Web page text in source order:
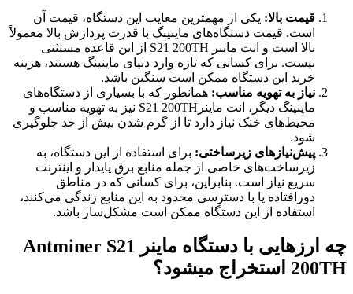
قیمت بالا: یکی از مهمترین معایب این دستگاه، قیمت آن
است. قیمت دستگاه‌های ماینینگ با قدرت پردازش بالا معمولاً
بالا است و انت ماینر S21 200TH از این قاعده مستثنی
نیست. برای کسانی که تازه وارد دنیای ماینینگ هستند، هزینه
خرید این دستگاه ممکن است سنگین باشد.
نیاز به تهویه مناسب: همانطور که با بسیاری از دستگاه‌های
ماینینگ دیگر، انت ماینرS21 200TH نیز به تهویه مناسب و
محیط‌های خنک نیاز دارد تا از گرم شدن بیش از حد جلوگیری
شود.
پیش‌نیازهای زیرساختی: برای استفاده از این دستگاه، به
زیرساخت‌های خاصی از جمله منابع برق پایدار و اینترنت
سریع نیاز است. بنابراین، برای کسانی که در مناطق
دورافتاده یا با دسترسی محدود به این منابع زندگی می‌کنند،
استفاده از این دستگاه ممکن است مشکل‌ساز باشد.
چه ارزهایی با دستگاه ماینر Antminer S21
200TH استخراج میشود؟